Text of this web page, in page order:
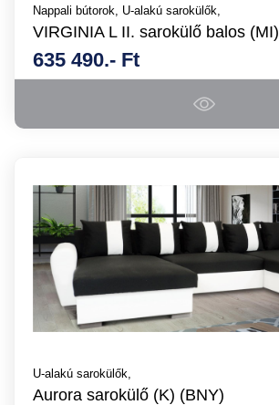
Nappali bútorok, U-alakú sarokülők,
VIRGINIA L II. sarokülő balos (MI)
635 490.- Ft
U-alakú sarokülők,
Aurora sarokülő (K) (BNY)